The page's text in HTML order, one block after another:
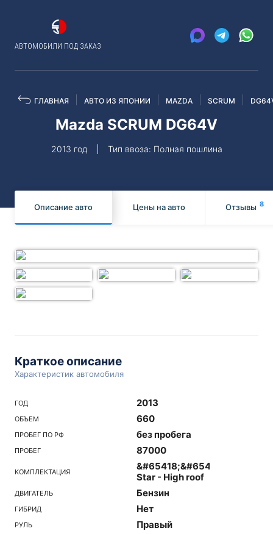
АВТОМОБИЛИ ПОД ЗАКАЗ
ГЛАВНАЯ АВТО ИЗ ЯПОНИИ MAZDA SCRUM
Mazda SCRUM DG64V
2013 год Тип ввоза: Полная пошлина
Описание авто Цены на авто Отзывы 8
Краткое описание
Характеристик автомобиля
ГОД 2013
ОБЪЕМ 660
ПРОБЕГ ПО РФ без пробега
ПРОБЕГ 87000
КОМПЛЕКТАЦИЯ
&#65418;&#65438;
Star - High roof
ДВИГАТЕЛЬ Бензин
ГИБРИД Нет
РУЛЬ Правый